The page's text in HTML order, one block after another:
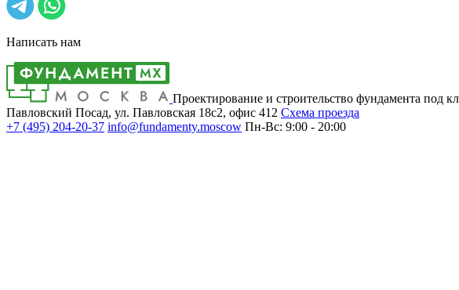
Написать нам
Проектирование и строительство фундамента под
Павловский Посад, ул. Павловская 18с2, офис 412 Cхема проезда
+7 (495) 204-20-37 info@fundamenty.moscow Пн-Вс: 9:00 - 20:00